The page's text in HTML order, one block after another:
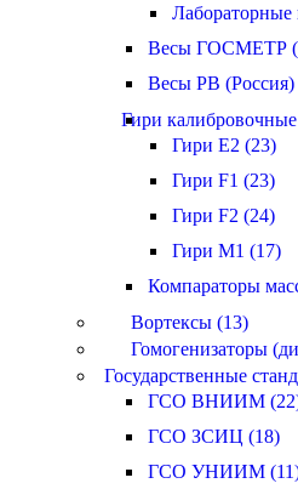
Лабораторные
Весы ГОСМЕТР
Весы РВ (Россия)
Гири
Гири E2 (23)
Гири F1 (23)
Гири F2 (24)
Гири M1 (17)
Компараторы
Вортексы (13)
Гомогенизаторы
Государственные
ГСО ВНИИМ
ГСО ЗСИЦ (18)
ГСО УНИИМ